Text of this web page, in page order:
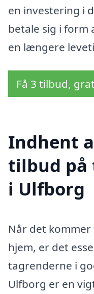
en investering i
betale sig i
en længere
Få 3 tilbud,
Indhent
tilbud på
i Ulfborg
Når det
hjem, er det
tagrenderne i
Ulfborg er en